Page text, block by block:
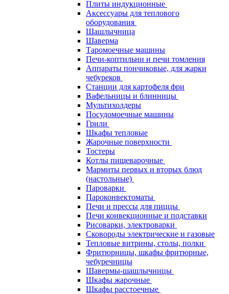
Плиты индукционные
Аксессуары для теплового
оборудования
Шашлычница
Шаверма
Таромоечные машины
Печи-коптильни и печи томления
Аппараты пончиковые, для жарки
чебуреков
Станции для картофеля фри
Вафельницы и блинницы
Мультихолдеры
Посудомоечные машины
Грили
Шкафы тепловые
Жарочные поверхности
Тостеры
Котлы пищеварочные
Мармиты первых и вторых блюд
(настольные)
Пароварки
Пароконвектоматы
Печи и прессы для пиццы
Печи конвекционные и подставки
Рисоварки, электроварки
Сковороды электрические и газовые
Тепловые витрины, столы, полки
Фритюрницы, шкафы фритюрные,
чебуречницы
Шавермы-шашлычницы
Шкафы жарочные
Шкафы расстоечные